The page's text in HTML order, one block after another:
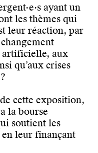
ayant un
les thèmes qui
leur réaction, par
artificielle, aux
qu’aux crises
cette exposition,
la bourse
soutient les
en leur finançant